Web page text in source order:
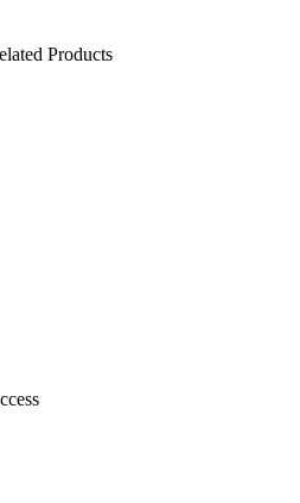
Products